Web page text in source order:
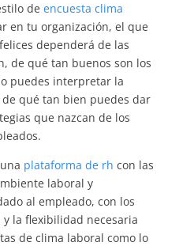
de encuesta clima
en tu organización, el que
dependerá de las
de qué tan buenos son los
puedes interpretar la
qué tan bien puedes dar
que nazcan de los
plataforma de rh con las
laboral y
al empleado, con los
la flexibilidad necesaria
de clima laboral como lo